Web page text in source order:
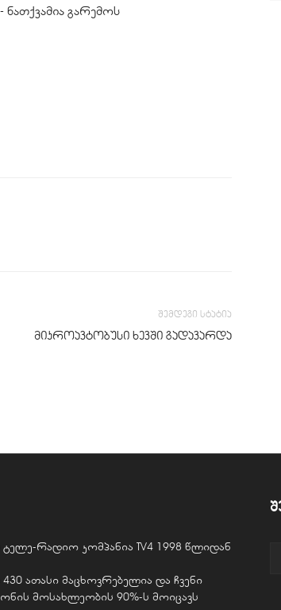
ნათქვამია გარემოს
შემდეგი სტატია
მიკროავტობუსი ხევში გადავარდა
რადიო კომპანია TV4 1998 წლიდან
ათასი მაცხოვრებელია და ჩვენი
მოსახლეობის 90%-ს მოიცავს